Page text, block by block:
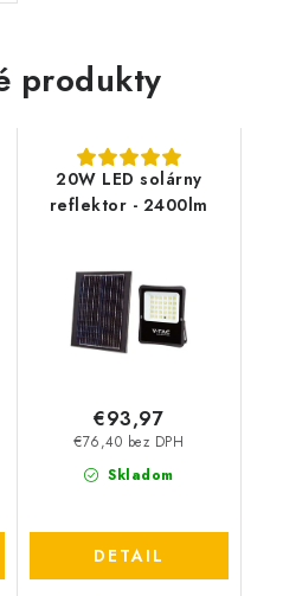
produkty
20W LED solárny
reflektor - 2400lm
Skladom
€76,40 bez DPH
€93,97
DETAIL